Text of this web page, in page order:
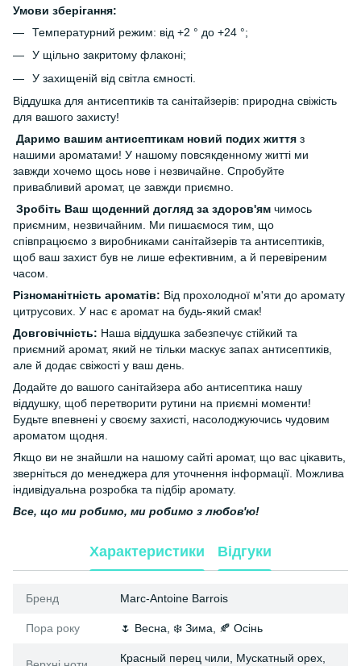
Умови зберігання:
Температурний режим: від +2 ° до +24 °;
У щільно закритому флаконі;
У захищеній від світла ємності.
Віддушка для антисептиків та санітайзерів: природна свіжість
для вашого захисту!
Даримо вашим антисептикам новий подих життя з
нашими ароматами! У нашому повсякденному житті ми
завжди хочемо щось нове і незвичайне. Спробуйте
привабливий аромат, це завжди приємно.
Зробіть Ваш щоденний догляд за здоров'ям чимось
приємним, незвичайним. Ми пишаємося тим, що
співпрацюємо з виробниками санітайзерів та антисептиків,
щоб ваш захист був не лише ефективним, а й перевіреним
часом.
Різноманітність ароматів: Від прохолодної м'яти до аромату
цитрусових. У нас є аромат на будь-який смак!
Довговічність: Наша віддушка забезпечує стійкий та
приємний аромат, який не тільки маскує запах антисептиків,
але й додає свіжості у ваш день.
Додайте до вашого санітайзера або антисептика нашу
віддушку, щоб перетворити рутини на приємні моменти!
Будьте впевнені у своєму захисті, насолоджуючись чудовим
ароматом щодня.
Якщо ви не знайшли на нашому сайті аромат, що вас цікавить,
зверніться до менеджера для уточнення інформації. Можлива
індивідуальна розробка та підбір аромату.
Все, що ми робимо, ми робимо з любов'ю!
Характеристики Відгуки
Бренд Marc-Antoine Barrois
Пора року 🌷 Весна, ❄️ Зима, 🍂 Осінь
Красный перец чили, Мускатный орех,